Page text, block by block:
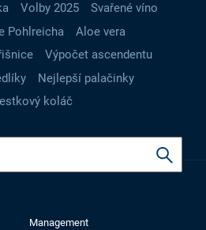
Volby 2025
Svařené víno
Pohlreicha
Aloe vera
Výpočet ascendentu
Nejlepší palačinky
koláč
Management